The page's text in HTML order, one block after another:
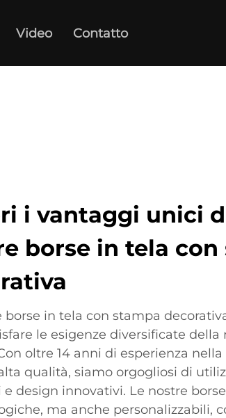
Video Contatto
i vantaggi unici
borse in tela con
borse in tela con stampa
le esigenze diversificate della
oltre 14 anni di esperienza
qualità, siamo orgogliosi di
e design innovativi. Le nostre
ma anche personalizzabili,